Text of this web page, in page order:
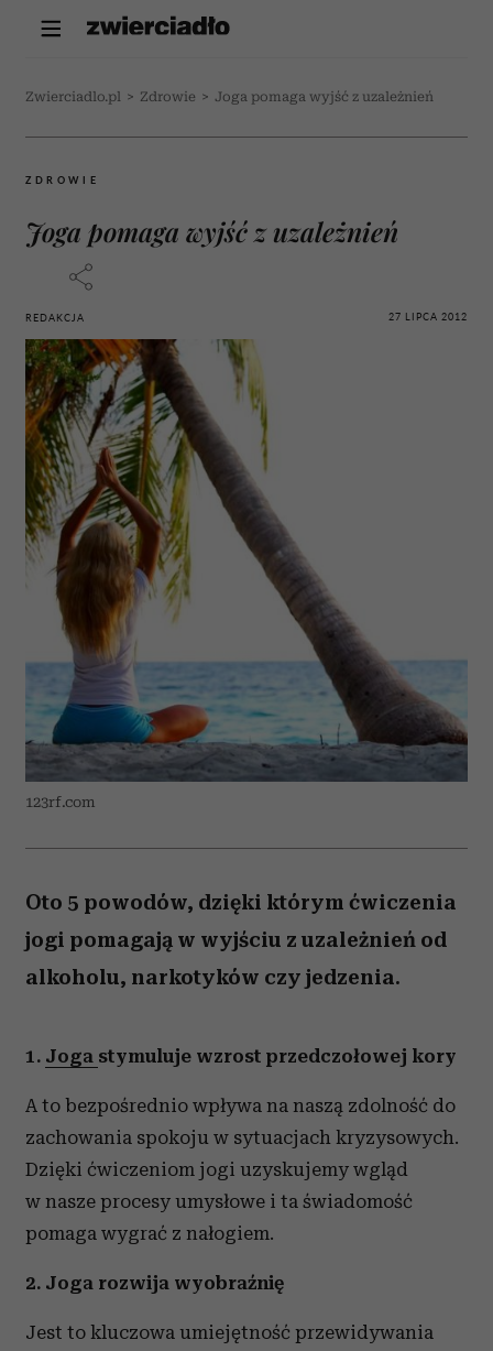
Zwierciadlo.pl > Zdrowie > Joga pomaga wyjść z uzależnień
ZDROWIE
Joga pomaga wyjść z uzależnień
REDAKCJA 27 LIPCA 2012
123rf.com
Oto 5 powodów, dzięki którym ćwiczenia
jogi pomagają w wyjściu z uzależnień od
alkoholu, narkotyków czy jedzenia.
1. Joga stymuluje wzrost przedczołowej kory
A to bezpośrednio wpływa na naszą zdolność do
zachowania spokoju w sytuacjach kryzysowych.
Dzięki ćwiczeniom jogi uzyskujemy wgląd
w nasze procesy umysłowe i ta świadomość
pomaga wygrać z nałogiem.
2. Joga rozwija wyobraźnię
Jest to kluczowa umiejętność przewidywania